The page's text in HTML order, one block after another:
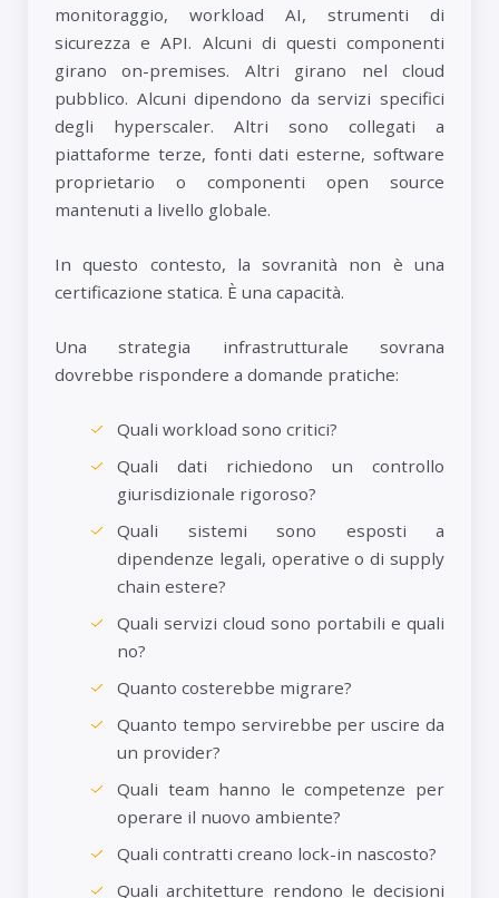
monitoraggio, workload AI, strumenti di
sicurezza e API. Alcuni di questi componenti
girano on-premises. Altri girano nel cloud
pubblico. Alcuni dipendono da servizi specifici
degli hyperscaler. Altri sono collegati a
piattaforme terze, fonti dati esterne, software
proprietario o componenti open source
mantenuti a livello globale.
In questo contesto, la sovranità non è una
certificazione statica. È una capacità.
Una strategia infrastrutturale sovrana
dovrebbe rispondere a domande pratiche:
Quali workload sono critici?
Quali dati richiedono un controllo
giurisdizionale rigoroso?
Quali sistemi sono esposti a
dipendenze legali, operative o di supply
chain estere?
Quali servizi cloud sono portabili e quali
no?
Quanto costerebbe migrare?
Quanto tempo servirebbe per uscire da
un provider?
Quali team hanno le competenze per
operare il nuovo ambiente?
Quali contratti creano lock-in nascosto?
Quali architetture rendono le decisioni